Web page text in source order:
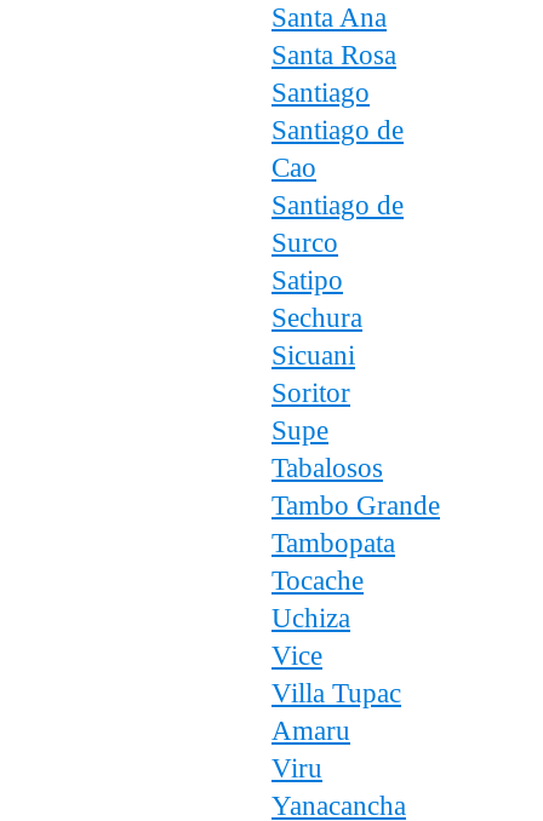
Santa Ana
Santa Rosa
Santiago
Santiago de
Cao
Santiago de
Surco
Satipo
Sechura
Sicuani
Soritor
Supe
Tabalosos
Tambo Grande
Tambopata
Tocache
Uchiza
Vice
Villa Tupac
Amaru
Viru
Yanacancha